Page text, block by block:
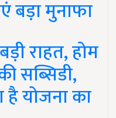
बड़ा मुनाफा
राहत, होम
सब्सिडी,
योजना का